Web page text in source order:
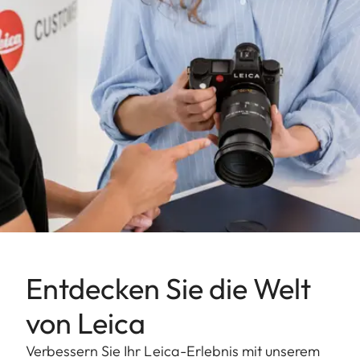
Entdecken Sie die Welt
von Leica
Verbessern Sie Ihr Leica-Erlebnis mit unserem